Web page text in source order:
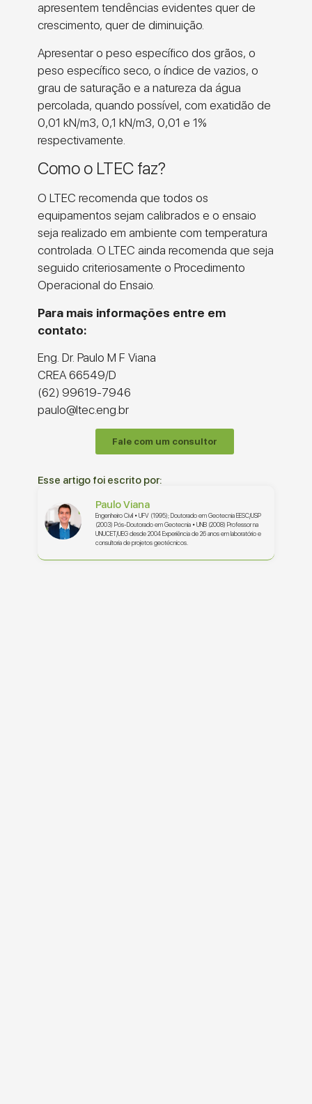
apresentem tendências evidentes quer de
crescimento, quer de diminuição.
Apresentar o peso específico dos grãos, o
peso específico seco, o índice de vazios, o
grau de saturação e a natureza da água
percolada, quando possível, com exatidão de
0,01 kN/m3, 0,1 kN/m3, 0,01 e 1%
respectivamente.
Como o LTEC faz?
O LTEC recomenda que todos os
equipamentos sejam calibrados e o ensaio
seja realizado em ambiente com temperatura
controlada. O LTEC ainda recomenda que seja
seguido criteriosamente o Procedimento
Operacional do Ensaio.
Para mais informações entre em
contato:
Eng. Dr. Paulo M F Viana
CREA 66549/D
(62) 99619-7946
paulo@ltec.eng.br
Fale com um consultor
Esse artigo foi escrito por:
Paulo Viana
Engenheiro Civil • UFV (1995); Doutorado em Geotecnia EESC/USP
(2003) Pós-Doutorado em Geotecnia • UNB (2008) Professor na
UNUCET/UEG desde 2004 Experiência de 26 anos em laboratório e
consultoria de projetos geotécnicos.